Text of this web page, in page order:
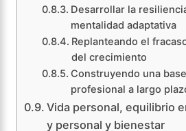
Desarrollar la
mentalidad adaptativa
Replanteando el
del crecimiento
Construyendo una
profesional a largo
Vida personal, equilibrio
y personal y bienestar